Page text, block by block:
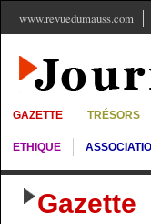
www.revuedumauss.com
GAZETTE TRÉSORS
ETHIQUE
Gazette